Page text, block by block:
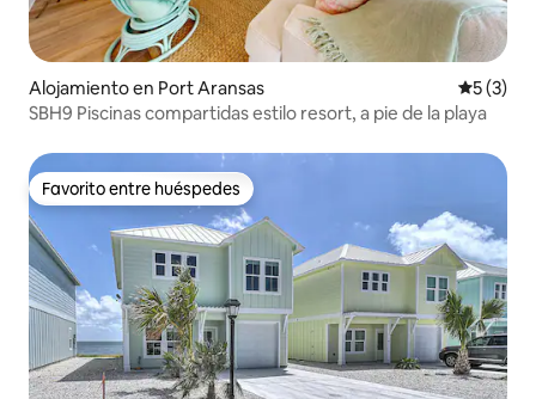
Alojamiento en Port Aransas
5 (3)
SBH9 Piscinas compartidas estilo resort, a pie de la playa
Favorito entre huéspedes
Favorito entre huéspedes